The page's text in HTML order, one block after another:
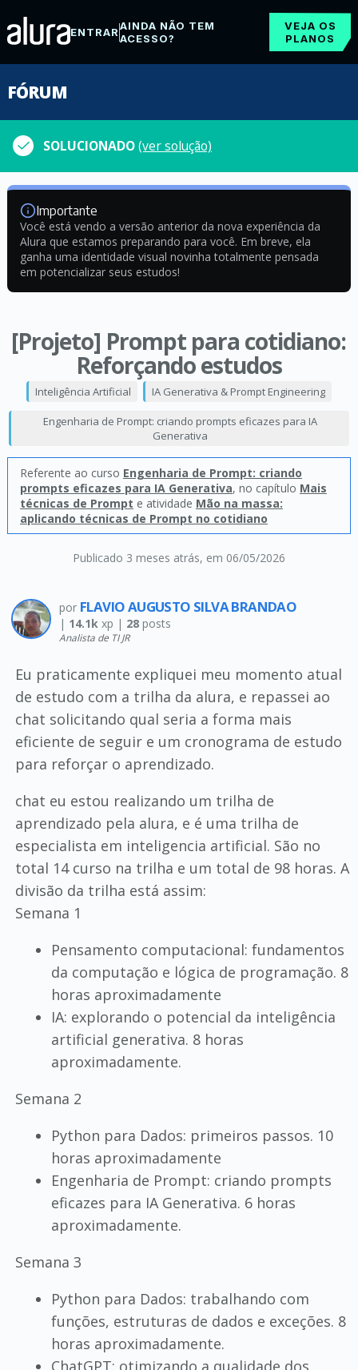
ENTRARAINDA NÃO TEM
ACESSO?
VEJA OS
PLANOS
FÓRUM
SOLUCIONADO(ver solução)
Importante
Você está vendo a versão anterior da nova experiência da
Alura que estamos preparando para você. Em breve, ela
ganha uma identidade visual novinha totalmente pensada
em potencializar seus estudos!
[Projeto] Prompt para cotidiano:
Reforçando estudos
Publicado 3 meses atrás, em 06/05/2026
Inteligência Artificial IA Generativa & Prompt Engineering
Engenharia de Prompt: criando prompts eficazes para IA
Generativa
Referente ao curso Engenharia de Prompt: criando
prompts eficazes para IA Generativa, no capítulo Mais
técnicas de Prompt e atividade Mão na massa:
aplicando técnicas de Prompt no cotidiano
por FLAVIO AUGUSTO SILVA BRANDAO
| 14.1kxp | 28posts
Analista de TI JR
Eu praticamente expliquei meu momento atual
de estudo com a trilha da alura, e repassei ao
chat solicitando qual seria a forma mais
eficiente de seguir e um cronograma de estudo
para reforçar o aprendizado.
chat eu estou realizando um trilha de
aprendizado pela alura, e é uma trilha de
especialista em inteligencia artificial. São no
total 14 curso na trilha e um total de 98 horas. A
divisão da trilha está assim:
Semana 1
Pensamento computacional: fundamentos
da computação e lógica de programação. 8
horas aproximadamente
IA: explorando o potencial da inteligência
artificial generativa. 8 horas
aproximadamente.
Semana 2
Python para Dados: primeiros passos. 10
horas aproximadamente
Engenharia de Prompt: criando prompts
eficazes para IA Generativa. 6 horas
aproximadamente.
Semana 3
Python para Dados: trabalhando com
funções, estruturas de dados e exceções. 8
horas aproximadamente.
ChatGPT: otimizando a qualidade dos